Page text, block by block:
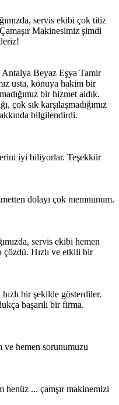
servis ekibi çok titiz
Makinesimiz şimdi
Beyaz Eşya Tamir
usta, konuya hakim bir
bir hizmet aldık.
çok sık karşılaşmadığımız
bilgilendirdi.
iyi biliyorlar. Teşekkür
dolayı çok memnunum.
servis ekibi hemen
çözdü. Hızlı ve etkili bir
bir şekilde gösterdiler.
başarılı bir firma.
ve hemen sorunumuzu
henüz ... çamşır makinemizi